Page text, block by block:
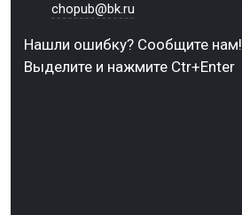
chopub@bk.ru
Нашли ошибку? Сообщите нам!
Выделите и нажмите Ctr+Enter